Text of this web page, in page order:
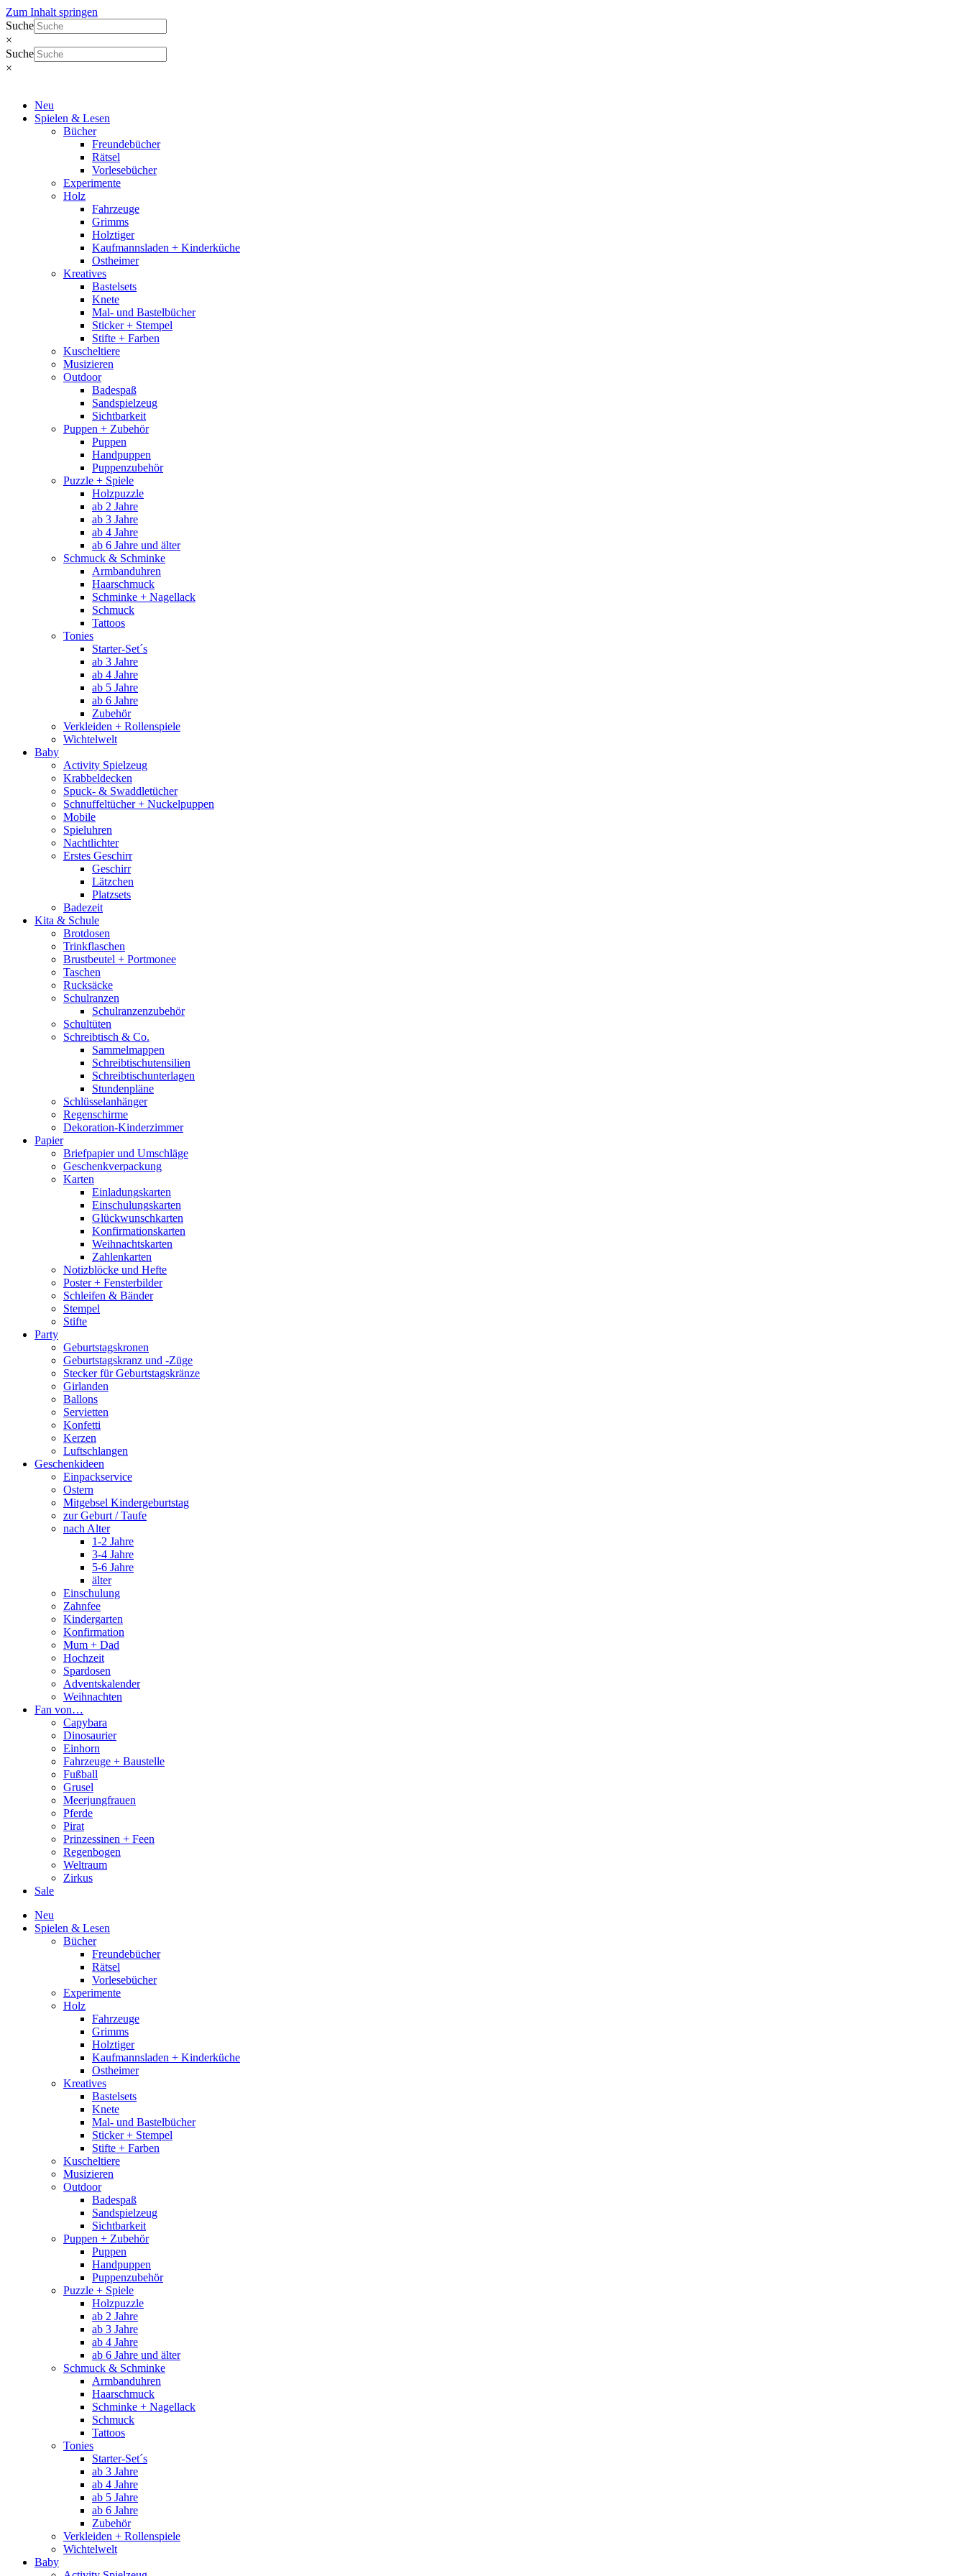
Zum Inhalt springen
Suche
×
Suche
×
Neu
Spielen & Lesen
Bücher
Freundebücher
Rätsel
Vorlesebücher
Experimente
Holz
Fahrzeuge
Grimms
Holztiger
Kaufmannsladen + Kinderküche
Ostheimer
Kreatives
Bastelsets
Knete
Mal- und Bastelbücher
Sticker + Stempel
Stifte + Farben
Kuscheltiere
Musizieren
Outdoor
Badespaß
Sandspielzeug
Sichtbarkeit
Puppen + Zubehör
Puppen
Handpuppen
Puppenzubehör
Puzzle + Spiele
Holzpuzzle
ab 2 Jahre
ab 3 Jahre
ab 4 Jahre
ab 6 Jahre und älter
Schmuck & Schminke
Armbanduhren
Haarschmuck
Schminke + Nagellack
Schmuck
Tattoos
Tonies
Starter-Set´s
ab 3 Jahre
ab 4 Jahre
ab 5 Jahre
ab 6 Jahre
Zubehör
Verkleiden + Rollenspiele
Wichtelwelt
Baby
Activity Spielzeug
Krabbeldecken
Spuck- & Swaddletücher
Schnuffeltücher + Nuckelpuppen
Mobile
Spieluhren
Nachtlichter
Erstes Geschirr
Geschirr
Lätzchen
Platzsets
Badezeit
Kita & Schule
Brotdosen
Trinkflaschen
Brustbeutel + Portmonee
Taschen
Rucksäcke
Schulranzen
Schulranzenzubehör
Schultüten
Schreibtisch & Co.
Sammelmappen
Schreibtischutensilien
Schreibtischunterlagen
Stundenpläne
Schlüsselanhänger
Regenschirme
Dekoration-Kinderzimmer
Papier
Briefpapier und Umschläge
Geschenkverpackung
Karten
Einladungskarten
Einschulungskarten
Glückwunschkarten
Konfirmationskarten
Weihnachtskarten
Zahlenkarten
Notizblöcke und Hefte
Poster + Fensterbilder
Schleifen & Bänder
Stempel
Stifte
Party
Geburtstagskronen
Geburtstagskranz und -Züge
Stecker für Geburtstagskränze
Girlanden
Ballons
Servietten
Konfetti
Kerzen
Luftschlangen
Geschenkideen
Einpackservice
Ostern
Mitgebsel Kindergeburtstag
zur Geburt / Taufe
nach Alter
1-2 Jahre
3-4 Jahre
5-6 Jahre
älter
Einschulung
Zahnfee
Kindergarten
Konfirmation
Mum + Dad
Hochzeit
Spardosen
Adventskalender
Weihnachten
Fan von…
Capybara
Dinosaurier
Einhorn
Fahrzeuge + Baustelle
Fußball
Grusel
Meerjungfrauen
Pferde
Pirat
Prinzessinen + Feen
Regenbogen
Weltraum
Zirkus
Sale
Neu
Spielen & Lesen
Bücher
Freundebücher
Rätsel
Vorlesebücher
Experimente
Holz
Fahrzeuge
Grimms
Holztiger
Kaufmannsladen + Kinderküche
Ostheimer
Kreatives
Bastelsets
Knete
Mal- und Bastelbücher
Sticker + Stempel
Stifte + Farben
Kuscheltiere
Musizieren
Outdoor
Badespaß
Sandspielzeug
Sichtbarkeit
Puppen + Zubehör
Puppen
Handpuppen
Puppenzubehör
Puzzle + Spiele
Holzpuzzle
ab 2 Jahre
ab 3 Jahre
ab 4 Jahre
ab 6 Jahre und älter
Schmuck & Schminke
Armbanduhren
Haarschmuck
Schminke + Nagellack
Schmuck
Tattoos
Tonies
Starter-Set´s
ab 3 Jahre
ab 4 Jahre
ab 5 Jahre
ab 6 Jahre
Zubehör
Verkleiden + Rollenspiele
Wichtelwelt
Baby